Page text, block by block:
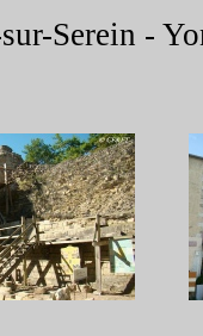
sur-Serein -